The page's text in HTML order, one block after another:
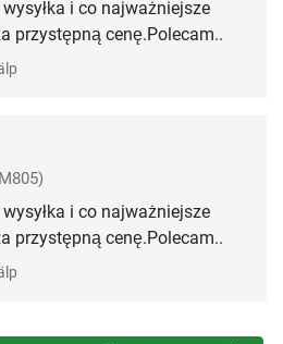
i co najważniejsze
przystępną cenę.Polecam..
i co najważniejsze
przystępną cenę.Polecam..